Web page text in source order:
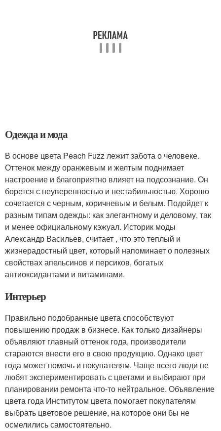
Одежда и мода
В основе цвета Peach Fuzz лежит забота о человеке.
Оттенок между оранжевым и желтым поднимает
настроение и благоприятно влияет на подсознание. Он
борется с неуверенностью и нестабильностью. Хорошо
сочетается с черным, коричневым и белым. Подойдет к
разным типам одежды: как элегантному и деловому, так
и менее официальному кэжуал. Историк моды
Александр Васильев, считает , что это теплый и
жизнерадостный цвет, который напоминает о полезных
свойствах апельсинов и персиков, богатых
антиоксидантами и витаминами.
Интерьер
Правильно подобранные цвета способствуют
повышению продаж в бизнесе. Как только дизайнеры
объявляют главный оттенок года, производители
стараются внести его в свою продукцию. Однако цвет
года может помочь и покупателям. Чаще всего люди не
любят экспериментировать с цветами и выбирают при
планировании ремонта что-то нейтральное. Объявление
цвета года Институтом цвета помогает покупателям
выбрать цветовое решение, на которое они бы не
осмелились самостоятельно.